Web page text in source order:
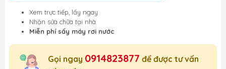
Xem trực tiếp, lấy ngay
Nhận sửa chữa tại nhà
Miễn phí sấy máy rơi nước
Gọi ngay 0914823877 để được tư vấn